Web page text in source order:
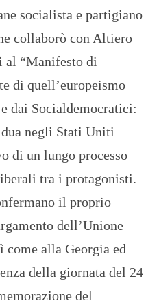
socialista e partigiano
collaborò con Altiero
al “Manifesto di
di quell’europeismo
dai Socialdemocratici:
negli Stati Uniti
di un lungo processo
tra i protagonisti.
il proprio
dell’Unione
come alla Georgia ed
della giornata del 24
del